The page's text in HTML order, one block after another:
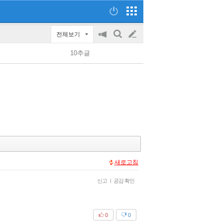
전체보기
공
on/off
검
글
쓰
10추글
새로고침
신고 | 공감 확인
0
0